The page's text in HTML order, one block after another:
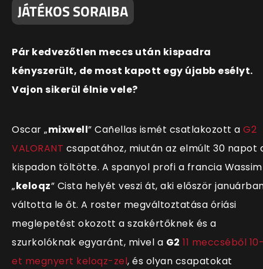
JÁTÉKOS SORAIBA
Pár kedvezőtlen meccs után kispadra
kényszerült, de most kapott egy újabb esélyt.
Vajon sikerül élnie vele?
Oscar „mixwell” Cañellas ismét csatlakozott a G2
VALORANT csapatához, miután az elmúlt 30 napot
kispadon töltötte. A spanyol profi a francia Wassim
„keloqz” Cista helyét veszi át, aki először
váltotta le őt. A roster megváltoztatása óriási
meglepetést okozott a szakértőknek és a
szurkolóknak egyaránt, mivel a G2 11 meccséből
et megnyert keloqz-zel, és olyan csapatokat